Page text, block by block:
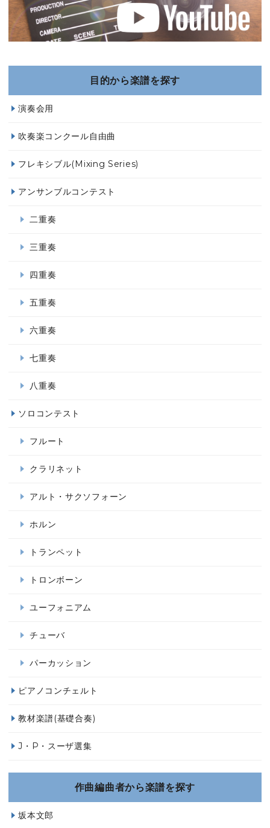
目的から楽譜を探す
演奏会用
吹奏楽コンクール自由曲
フレキシブル(Mixing Series)
アンサンブルコンテスト
二重奏
三重奏
四重奏
五重奏
六重奏
七重奏
八重奏
ソロコンテスト
フルート
クラリネット
アルト・サクソフォーン
ホルン
トランペット
トロンボーン
ユーフォニアム
チューバ
パーカッション
ピアノコンチェルト
教材楽譜(基礎合奏)
J・P・スーザ選集
作曲編曲者から楽譜を探す
坂本文郎